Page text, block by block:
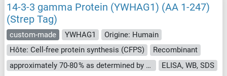
14-3-3 gamma Protein (YWHAG1) (AA 1-247)
(Strep Tag)
custom-made YWHAG1
Origine: Humain
Hôte: Cell-free protein synthesis (CFPS)
Recombinant
approximately 70-80 % as determined by SDS PAGE, Western Blot and analytical SEC (HPLC).
ELISA, WB, SDS